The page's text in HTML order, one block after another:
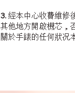
3. 經本中心收費維修
其他地方開啟機芯，
關於手錶的任何狀况